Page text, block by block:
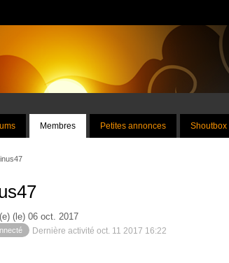
Membres Petites annonces Shoutbox
(le) 06 oct. 2017
Dernière activité oct. 11 2017 16:22